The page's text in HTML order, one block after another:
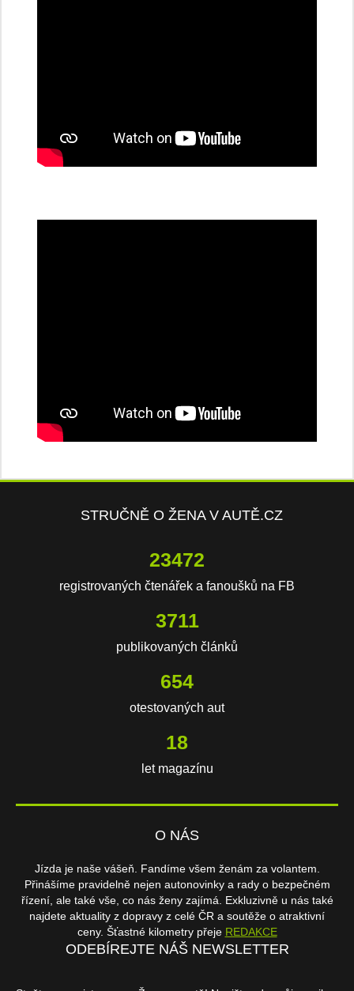
STRUČNĚ O ŽENA V AUTĚ.CZ
23472
registrovaných čtenářek a fanoušků na FB
3711
publikovaných článků
654
otestovaných aut
18
let magazínu
O NÁS
Jízda je naše vášeň. Fandíme všem ženám za volantem.
Přinášíme pravidelně nejen autonovinky a rady o bezpečném
řízení, ale také vše, co nás ženy zajímá. Exkluzivně u nás také
najdete aktuality z dopravy z celé ČR a soutěže o atraktivní
ceny. Šťastné kilometry přeje REDAKCE
ODEBÍREJTE NÁŠ NEWSLETTER